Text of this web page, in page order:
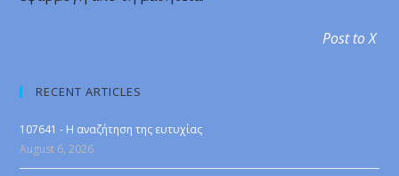
Post to X
RECENT ARTICLES
107641 - Η αναζήτηση της ευτυχίας
August 6, 2026